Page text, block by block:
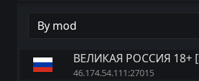
ВЕЛИКАЯ РОССИЯ 18+
46.174.54.111:27015